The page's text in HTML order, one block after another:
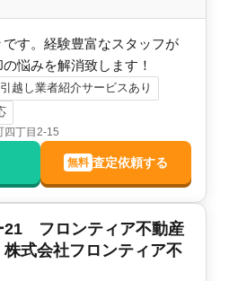
す。経験豊富なスタッフが
悩みを解消致します！
引越し業者紹介サービスあり
四丁目2-15
無料 査定依頼する
21 フロンティア不動産
式会社フロンティア不